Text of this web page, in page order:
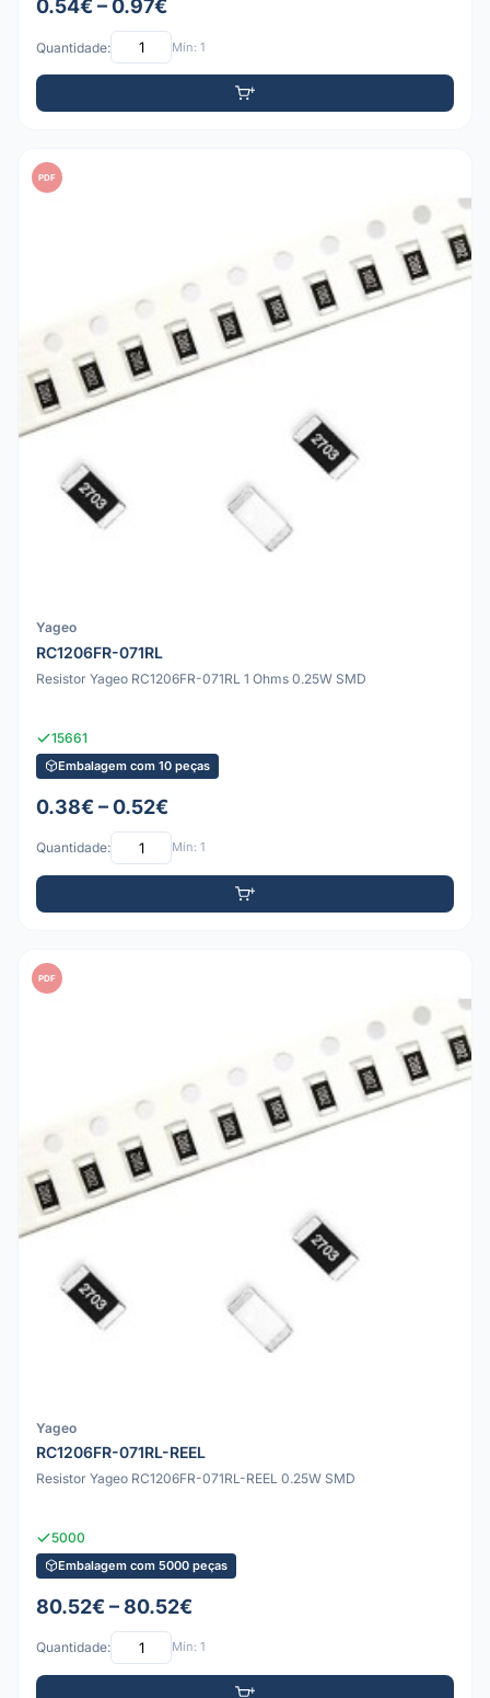
0.54€ – 0.97€
Quantidade: Mín: 1
PDF
Yageo
RC1206FR-071RL
Resistor Yageo RC1206FR-071RL 1 Ohms 0.25W SMD
15661
Embalagem com 10 peças
0.38€ – 0.52€
Quantidade: Mín: 1
PDF
Yageo
RC1206FR-071RL-REEL
Resistor Yageo RC1206FR-071RL-REEL 0.25W SMD
5000
Embalagem com 5000 peças
80.52€ – 80.52€
Quantidade: Mín: 1